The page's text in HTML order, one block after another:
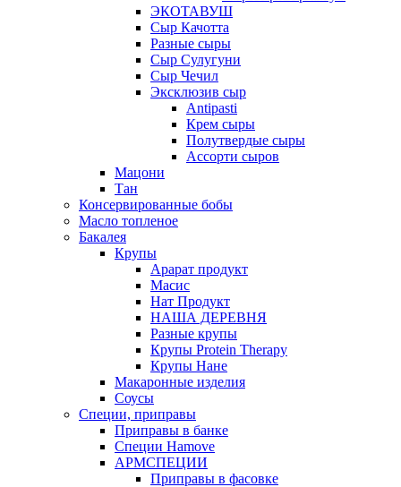
ЭКОТАВУШ
Сыр Качотта
Разные сыры
Сыр Сулугуни
Сыр Чечил
Эксклюзив сыр
Antipasti
Крем сыры
Полутвердые сыры
Ассорти сыров
Мацони
Тан
Консервированные бобы
Масло топленое
Бакалея
Крупы
Арарат продукт
Масис
Нат Продукт
НАША ДЕРЕВНЯ
Разные крупы
Крупы Protein Therapy
Крупы Нане
Макаронные изделия
Соусы
Специи, приправы
Приправы в банке
Специи Hamove
АРМСПЕЦИИ
Приправы в фасовке